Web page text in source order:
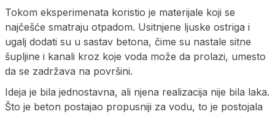
Tokom eksperimenata koristio je materijale koji se
najčešće smatraju otpadom. Usitnjene ljuske ostriga i
ugalj dodati su u sastav betona, čime su nastale sitne
šupljine i kanali kroz koje voda može da prolazi, umesto
da se zadržava na površini.
Ideja je bila jednostavna, ali njena realizacija nije bila laka.
Što je beton postajao propusniji za vodu, to je postojala